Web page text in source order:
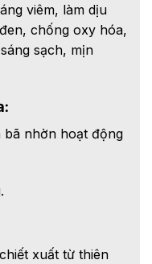
viêm, làm dịu
chống oxy hóa,
sạch, mịn
bã nhờn hoạt động
xuất từ thiên